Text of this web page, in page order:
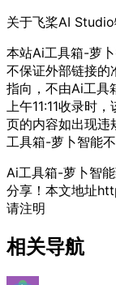
关于飞桨AI Studio
本站Ai工具箱-萝
不保证外部链接的
指向，不由Ai工具
上午11:11收录时
页的内容如出现违
工具箱-萝卜智能不
Ai工具箱-萝卜智
分享！ 本文地址
请注明
相关导航